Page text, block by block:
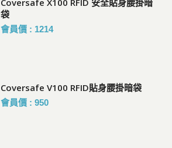
袋
會員價 : 1214
Coversafe V100 RFID貼身腰掛暗袋
會員價 : 950